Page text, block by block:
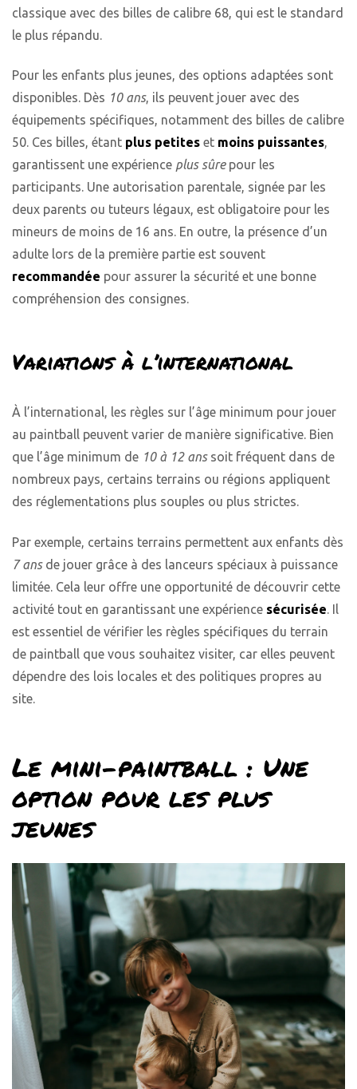
classique avec des billes de calibre 68, qui est le standard
le plus répandu.
Pour les enfants plus jeunes, des options adaptées sont
disponibles. Dès 10 ans, ils peuvent jouer avec des
équipements spécifiques, notamment des billes de calibre
50. Ces billes, étant plus petites et moins puissantes,
garantissent une expérience plus sûrepour les
participants. Une autorisation parentale, signée par les
deux parents ou tuteurs légaux, est obligatoire pour les
mineurs de moins de 16 ans. En outre, la présence d’un
adulte lors de la première partie est souvent
recommandée pour assurer la sécurité et une bonne
compréhension des consignes.
Variations à l’international
À l’international, les règles sur l’âge minimum pour jouer
au paintball peuvent varier de manière significative. Bien
que l’âge minimum de 10 à 12 anssoit fréquent dans de
nombreux pays, certains terrains ou régions appliquent
des réglementations plus souples ou plus strictes.
Par exemple, certains terrains permettent aux enfants dès
7 ansde jouer grâce à des lanceurs spéciaux à puissance
limitée. Cela leur offre une opportunité de découvrir cette
activité tout en garantissant une expérience sécurisée. Il
est essentiel de vérifier les règles spécifiques du terrain
de paintball que vous souhaitez visiter, car elles peuvent
dépendre des lois locales et des politiques propres au
site.
Le mini-paintball : Une
option pour les plus
jeunes